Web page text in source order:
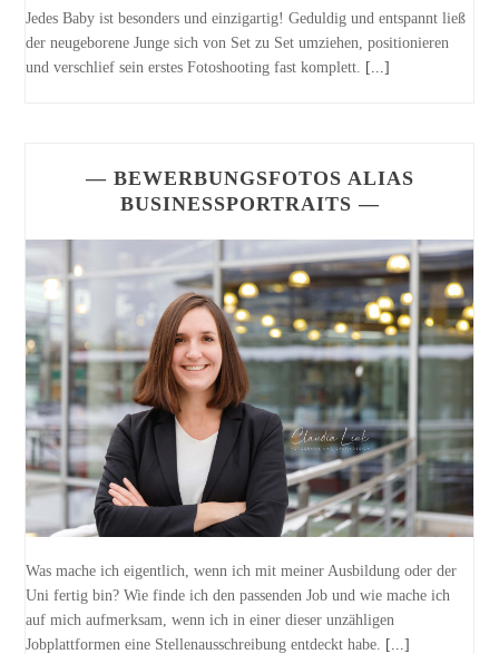
Jedes Baby ist besonders und einzigartig! Geduldig und entspannt ließ
der neugeborene Junge sich von Set zu Set umziehen, positionieren
und verschlief sein erstes Fotoshooting fast komplett. [...]
— BEWERBUNGSFOTOS ALIAS
BUSINESSPORTRAITS —
Was mache ich eigentlich, wenn ich mit meiner Ausbildung oder der
Uni fertig bin? Wie finde ich den passenden Job und wie mache ich
auf mich aufmerksam, wenn ich in einer dieser unzähligen
Jobplattformen eine Stellenausschreibung entdeckt habe.
[...]